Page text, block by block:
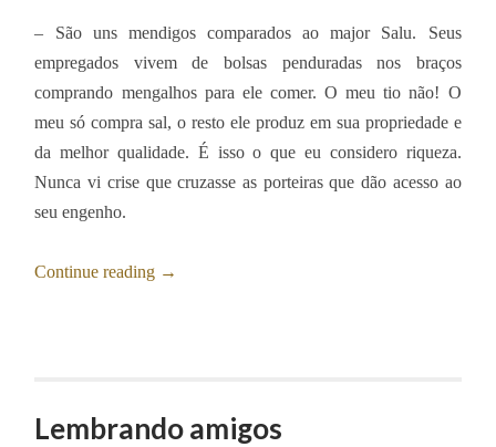
– São uns mendigos comparados ao major Salu. Seus
empregados vivem de bolsas penduradas nos braços
comprando mengalhos para ele comer. O meu tio não! O
meu só compra sal, o resto ele produz em sua propriedade e
da melhor qualidade. É isso o que eu considero riqueza.
Nunca vi crise que cruzasse as porteiras que dão acesso ao
seu engenho.
Continue reading →
Lembrando amigos